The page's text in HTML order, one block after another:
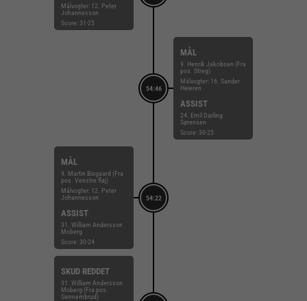
Målvogter: 12. Peter
Johannesson
Score: 31-25
54:46
MÅL
9. Henrik Jakobsen (Fra
pos. Streg)
Målvogter: 16. Sander
Heieren
ASSIST
24. Emil Darling
Sørensen
Score: 30-25
54:22
MÅL
9. Martin Bisgaard (Fra
pos. Venstre fløj)
Målvogter: 12. Peter
Johannesson
ASSIST
31. William Andersson
Moberg
Score: 30-24
SKUD REDDET
31. William Andersson
Moberg (Fra pos.
Gennembrud)